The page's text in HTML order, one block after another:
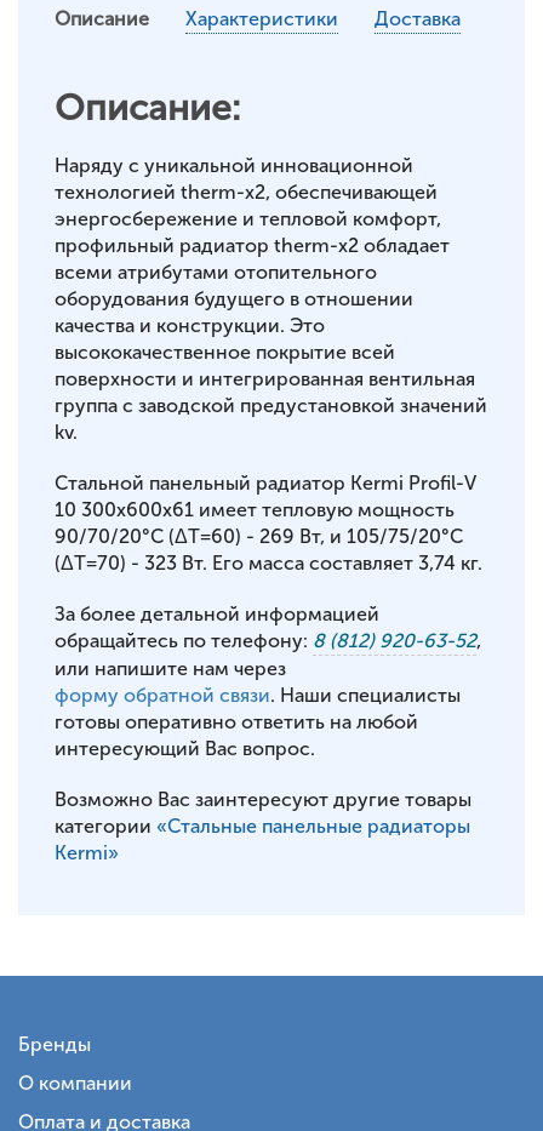
Описание Характеристики Доставка
Описание:
Наряду с уникальной инновационной
технологией therm-x2, обеспечивающей
энергосбережение и тепловой комфорт,
профильный радиатор therm-x2 обладает
всеми атрибутами отопительного
оборудования будущего в отношении
качества и конструкции. Это
высококачественное покрытие всей
поверхности и интегрированная вентильная
группа с заводской предустановкой значений
kv.
Стальной панельный радиатор Kermi Profil-V
10 300x600x61 имеет тепловую мощность
90/70/20°С (ΔT=60) - 269 Вт, и 105/75/20°С
(ΔT=70) - 323 Вт. Его масса составляет 3,74 кг.
За более детальной информацией
обращайтесь по телефону: 8 (812) 920-63-52,
или напишите нам через
форму обратной связи. Наши специалисты
готовы оперативно ответить на любой
интересующий Вас вопрос.
Возможно Вас заинтересуют другие товары
категории «Стальные панельные радиаторы
Kermi»
Бренды
О компании
Оплата и доставка